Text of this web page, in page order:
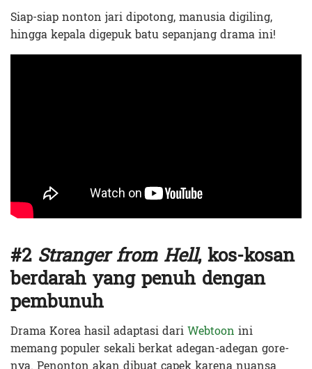
Siap-siap nonton jari dipotong, manusia digiling,
hingga kepala digepuk batu sepanjang drama ini!
#2 Stranger from Hell, kos-kosan
berdarah yang penuh dengan
pembunuh
Drama Korea hasil adaptasi dariWebtoon ini
memang populer sekali berkat adegan-adegan gore-